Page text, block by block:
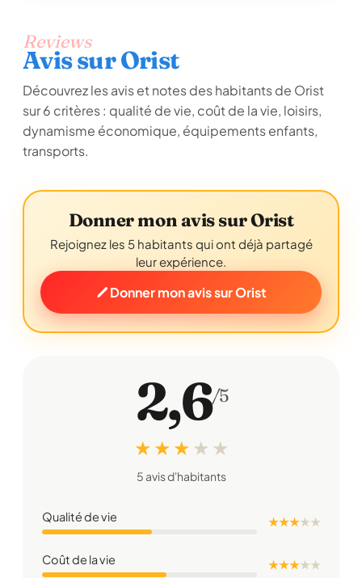
Reviews
Avis sur Orist
Découvrez les avis et notes des habitants de Orist
sur 6 critères : qualité de vie, coût de la vie, loisirs,
dynamisme économique, équipements enfants,
transports.
Donner mon avis sur Orist
Rejoignez les 5 habitants qui ont déjà partagé
leur expérience.
Donner mon avis sur Orist
2,6/5
★ ★ ★ ★ ★
5 avis d'habitants
Qualité de vie ★ ★ ★★★
Coût de la vie ★ ★ ★★★